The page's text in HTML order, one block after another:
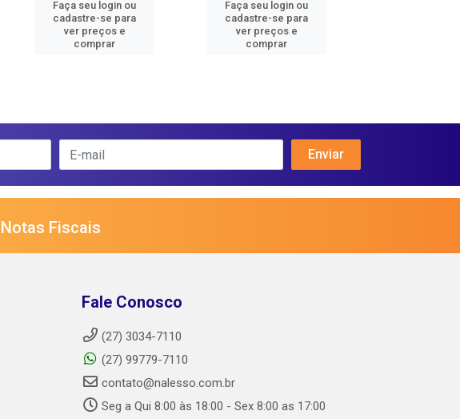
Faça seu login ou
cadastre-se para
ver preços e
comprar
Faça seu login ou
cadastre-se para
ver preços e
comprar
Notas Fiscais
Fale Conosco
(27) 3034-7110
(27) 99779-7110
contato@nalesso.com.br
Seg a Qui 8:00 às 18:00 - Sex 8:00 as 17:00